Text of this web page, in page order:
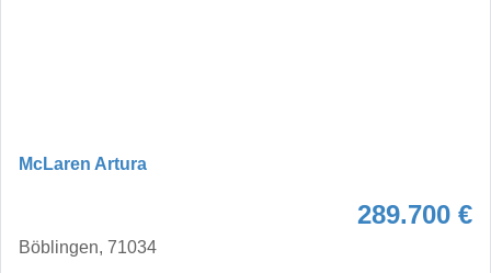
McLaren Artura
289.700 €
Böblingen, 71034